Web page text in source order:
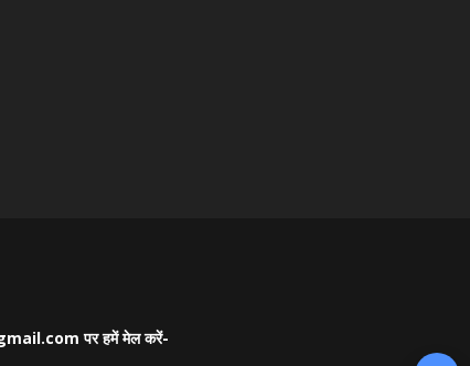
पर हमें मेल करें-